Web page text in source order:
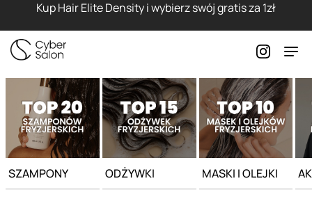
Kup Hair Elite Density i wybierz swój gratis za 1zł
SZAMPONY ODŻYWKI MASKI I OLEJKI
Strona główna - Cyber Salon